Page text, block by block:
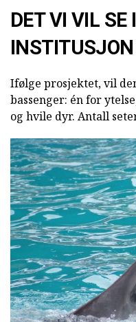
DET VI VIL SE
INSTITUSJON
Ifølge prosjektet, vil
bassenger: én for
og hvile dyr. Antall